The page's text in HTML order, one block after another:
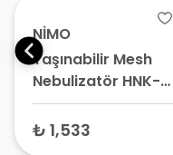
NİMO
Taşınabilir Mesh
Nebulizatör HNK-
MESH-01
₺ 1,533